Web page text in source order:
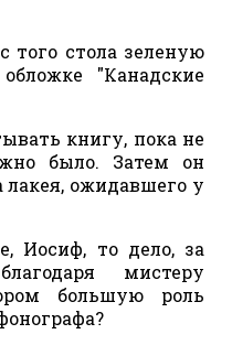
того стола зеленую
"Канадские
книгу, пока не
было. Затем он
ожидавшего у
то дело, за
мистеру
большую роль